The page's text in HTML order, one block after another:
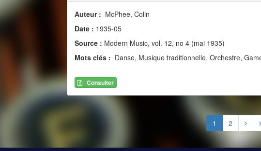
Auteur : McPhee, Colin
Date : 1935-05
Source : Modern Music, vol. 12, no 4 (mai 1935)
Mots clés : Danse, Musique traditionnelle, Orchestre,
Consulter
1 2